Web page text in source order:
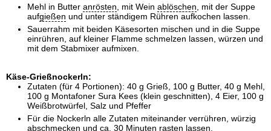
Mehl in Butter anrösten, mit Wein ablöschen, mit der Suppe
aufgießen und unter ständigem Rühren aufkochen lassen.
Sauerrahm mit beiden Käsesorten mischen und in die Suppe
einrühren, auf kleiner Flamme schmelzen lassen, würzen und
mit dem Stabmixer aufmixen.
Käse-Grießnockerln:
Zutaten (für 4 Portionen): 40 g Grieß, 100 g Butter, 40 g Mehl,
100 g Montafoner Sura Kees (klein geschnitten), 4 Eier, 100 g
Weißbrotwürfel, Salz und Pfeffer
Für die Nockerln alle Zutaten miteinander verrühren, würzig
abschmecken und ca. 30 Minuten rasten lassen.